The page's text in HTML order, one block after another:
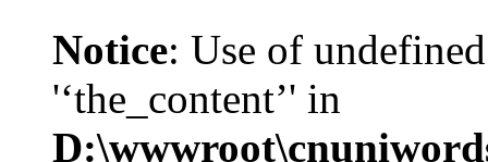
Notice: Use of
'‘the_content’' in